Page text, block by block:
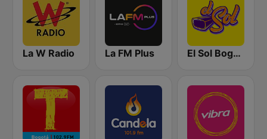
La W Radio La FM Plus El Sol Bogotá